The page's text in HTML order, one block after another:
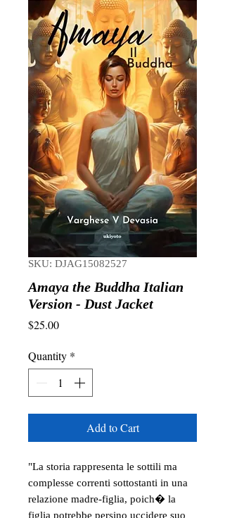
SKU: DJAG15082527
Amaya the Buddha Italian
Version - Dust Jacket
$25.00Price
Quantity *
Add to Cart
"La storia rappresenta le sottili ma
complesse correnti sottostanti in una
relazione madre-figlia, poich� la
figlia potrebbe persino uccidere suo